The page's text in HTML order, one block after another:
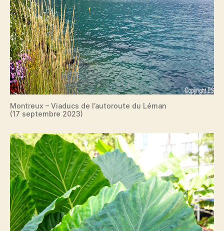
Montreux – Viaducs de l’autoroute du Léman
(17 septembre 2023)